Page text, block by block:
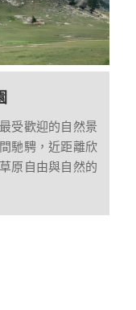
受歡迎的自然景
馳騁，近距離欣
原自由與自然的